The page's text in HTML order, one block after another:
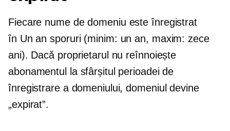
Fiecare nume de domeniu este înregistrat
în Un an sporuri (minim: un an, maxim: zece
ani). Dacă proprietarul nu reînnoiește
abonamentul la sfârșitul perioadei de
înregistrare a domeniului, domeniul devine
„expirat”.